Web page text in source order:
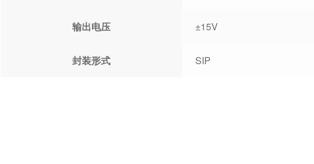
输出电压 ±15V
封装形式 SIP